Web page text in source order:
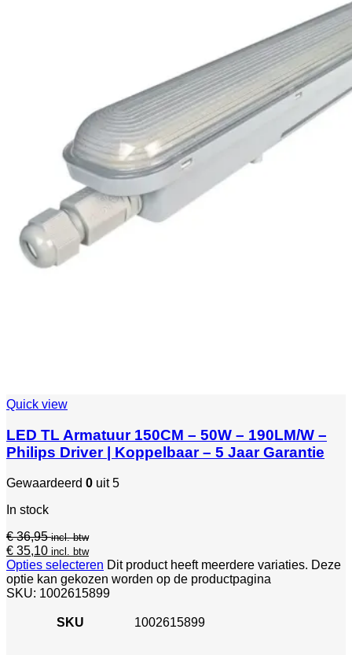
Quick view
LED TL Armatuur 150CM – 50W – 190LM/W –
Philips Driver | Koppelbaar – 5 Jaar Garantie
Gewaardeerd 0 uit 5
In stock
€36,95 incl. btw
€ 35,10 incl. btw
Opties selecteren Dit product heeft meerdere variaties. Deze
optie kan gekozen worden op de productpagina
SKU: 1002615899
SKU 1002615899